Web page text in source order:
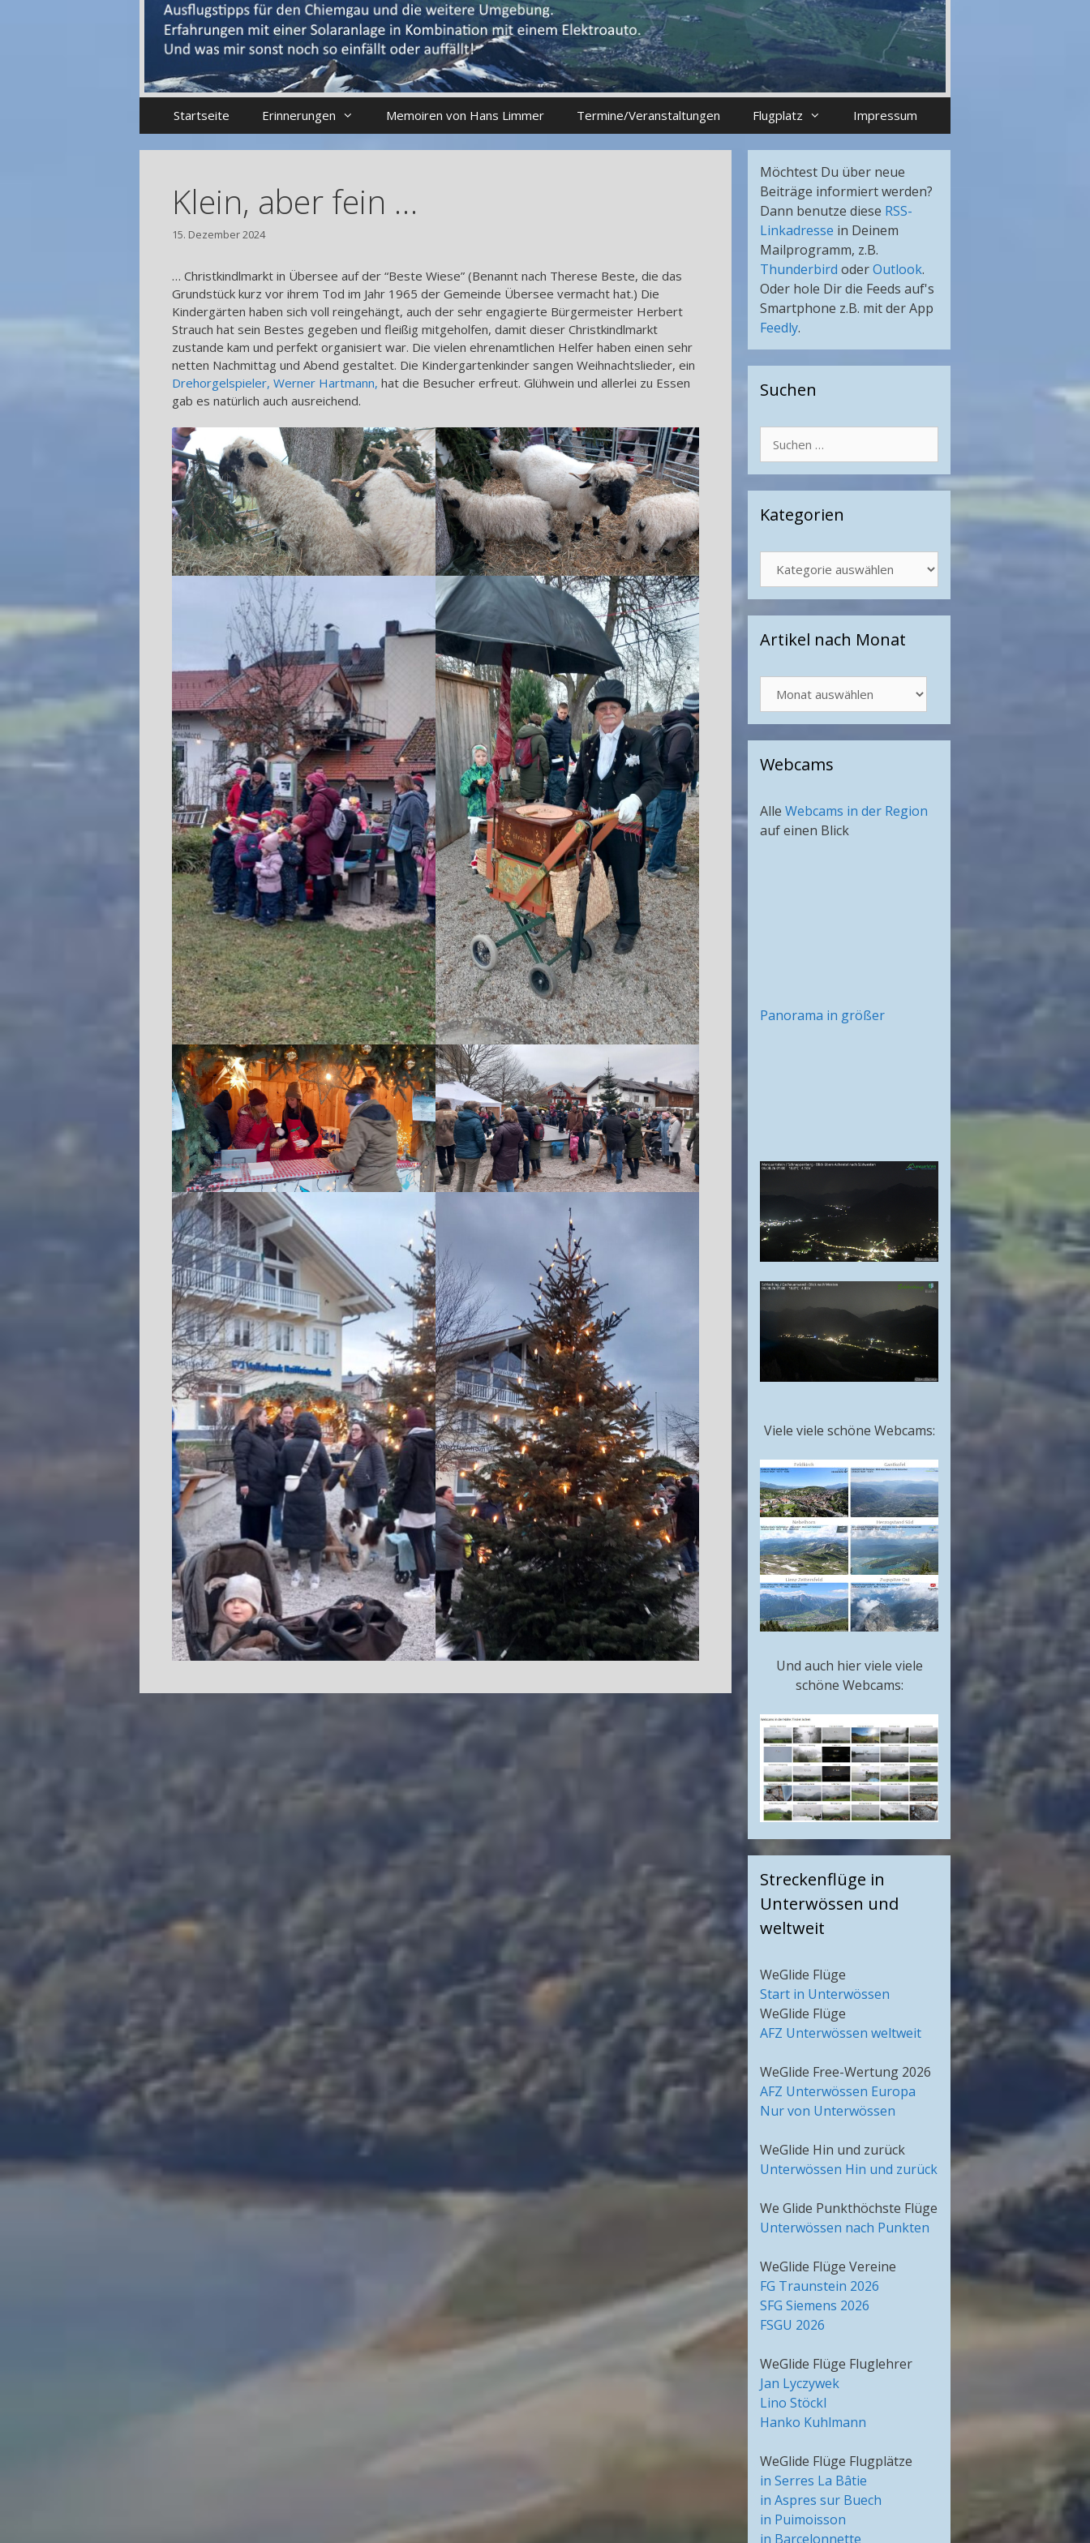
Startseite Erinnerungen Memoiren von Hans Limmer Termine/Veranstaltungen Flugplatz Impressum
Klein, aber fein …
15. Dezember 2024
… Christkindlmarkt in Übersee auf der “Beste Wiese” (Benannt nach Therese Beste, die das
Grundstück kurz vor ihrem Tod im Jahr 1965 der Gemeinde Übersee vermacht hat.) Die
Kindergärten haben sich voll reingehängt, auch der sehr engagierte Bürgermeister Herbert
Strauch hat sein Bestes gegeben und fleißig mitgeholfen, damit dieser Christkindlmarkt
zustande kam und perfekt organisiert war. Die vielen ehrenamtlichen Helfer haben einen sehr
netten Nachmittag und Abend gestaltet. Die Kindergartenkinder sangen Weihnachtslieder, ein
Drehorgelspieler, Werner Hartmann, hat die Besucher erfreut. Glühwein und allerlei zu Essen
gab es natürlich auch ausreichend.
Möchtest Du über neue
Beiträge informiert werden?
Dann benutze diese RSS-
Linkadresse in Deinem
Mailprogramm, z.B.
Thunderbird oderOutlook.
Oder hole Dir die Feeds auf's
Smartphone z.B. mit der App
Feedly.
Suchen
nach:
Kategorien
Artikel nach Monat
nach
Monat
Webcams
Alle Webcams in der Region
auf einen Blick
Panorama in größer
Viele viele schöne Webcams:
Und auch hier viele viele
schöne Webcams:
Streckenflüge in
Unterwössen und
weltweit
WeGlide Flüge
Start in Unterwössen
WeGlide Flüge
AFZ Unterwössen weltweit
WeGlide Free-Wertung 2026
AFZ Unterwössen Europa
Nur von Unterwössen
WeGlide Hin und zurück
Unterwössen Hin und zurück
We Glide Punkthöchste Flüge
Unterwössen nach Punkten
WeGlide Flüge Vereine
FG Traunstein 2026
SFG Siemens 2026
FSGU 2026
WeGlide Flüge Fluglehrer
Jan Lyczywek
Lino Stöckl
Hanko Kuhlmann
WeGlide Flüge Flugplätze
in Serres La Bâtie
in Aspres sur Buech
in Puimoisson
in Barcelonnette